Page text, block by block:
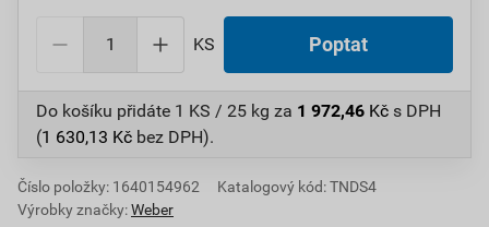
KS Poptat
Do košíku přidáte 1 KS / 25 kg za 1 972,46 Kč s DPH
(1 630,13 Kč bez DPH).
Číslo položky: 1640154962
Katalogový kód: TNDS4
Výrobky značky:Weber